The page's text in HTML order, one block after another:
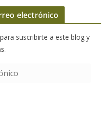
electrónico
suscribirte a este blog y